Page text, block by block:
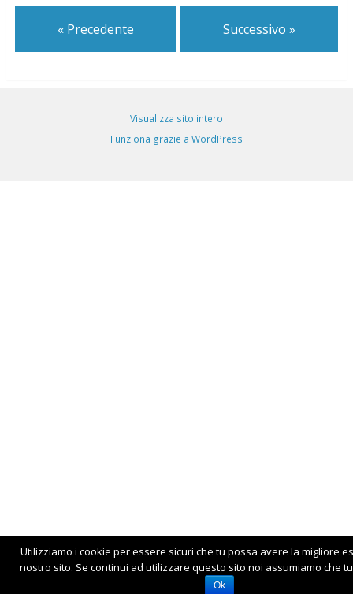
« Precedente Successivo »
Visualizza sito intero
Funziona grazie a WordPress
Utilizziamo i cookie per essere sicuri che tu possa avere la migliore
nostro sito. Se continui ad utilizzare questo sito noi assumiamo che
Ok